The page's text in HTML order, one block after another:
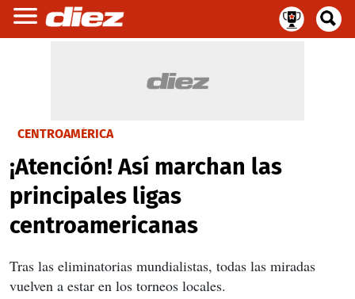
CENTROAMÉRICA
¡Atención! Así marchan las
principales ligas
centroamericanas
Tras las eliminatorias mundialistas, todas las miradas
vuelven a estar en los torneos locales.